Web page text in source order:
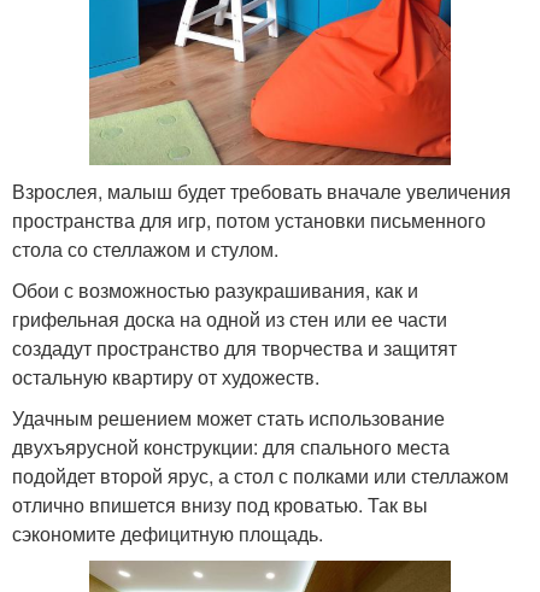
Взрослея, малыш будет требовать вначале увеличения
пространства для игр, потом установки письменного
стола со стеллажом и стулом.
Обои с возможностью разукрашивания, как и
грифельная доска на одной из стен или ее части
создадут пространство для творчества и защитят
остальную квартиру от художеств.
Удачным решением может стать использование
двухъярусной конструкции: для спального места
подойдет второй ярус, а стол с полками или стеллажом
отлично впишется внизу под кроватью. Так вы
сэкономите дефицитную площадь.